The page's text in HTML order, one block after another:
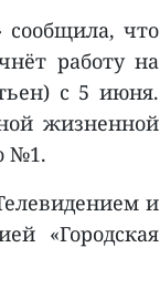
сообщила, что
работу на
с 5 июня.
жизненной
№1.
и
«Городская